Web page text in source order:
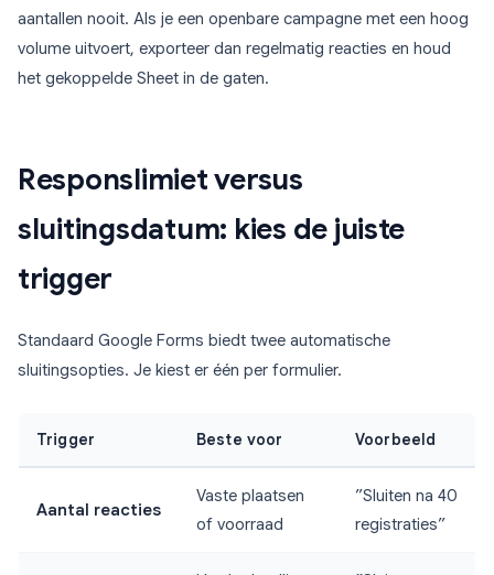
aantallen nooit. Als je een openbare campagne met een hoog
volume uitvoert, exporteer dan regelmatig reacties en houd
het gekoppelde Sheet in de gaten.
Responslimiet versus
sluitingsdatum: kies de juiste
trigger
Standaard Google Forms biedt twee automatische
sluitingsopties. Je kiest er één per formulier.
Trigger Beste voor Voorbeeld
Aantal reacties
Vaste plaatsen
of voorraad
”Sluiten na 40
registraties”